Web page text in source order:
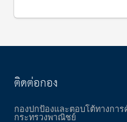
ติดต่อกอง
กองปกป้องและตอบโต้ทางกา
กระทรวงพาณิชย์